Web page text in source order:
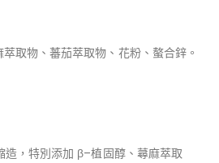
取物、蕃茄萃取物、花粉、螯合鋅。
造，特別添加 β–植固醇、蕁麻萃取